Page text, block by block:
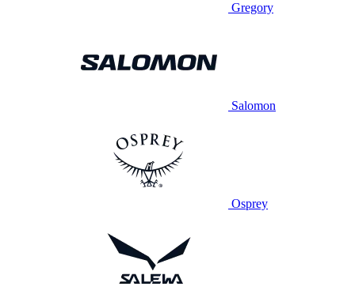
Gregory
Salomon
Osprey